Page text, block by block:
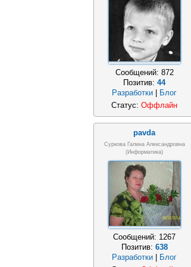
Сообщений: 872
Позитив: 44
Разработки
Блог
Статус: Оффлайн
pavda
Суркова Галина Александровна
(информатика)
Сообщений: 1267
Позитив: 638
Разработки
Блог